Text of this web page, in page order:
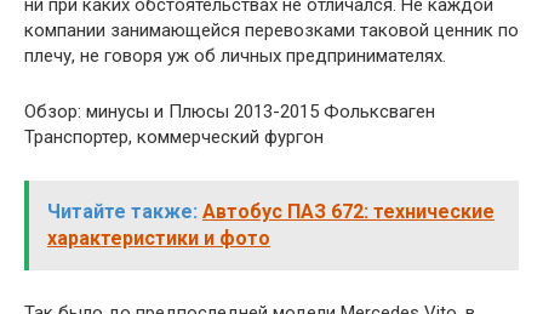
ни при каких обстоятельствах не отличался. Не каждой
компании занимающейся перевозками таковой ценник по
плечу, не говоря уж об личных предпринимателях.
Обзор: минусы и Плюсы 2013-2015 Фольксваген
Транспортер, коммерческий фургон
Читайте также: Автобус ПАЗ 672: технические
характеристики и фото